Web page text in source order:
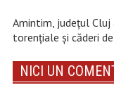
Amintim, județul
torențiale și căderi
NICI UN